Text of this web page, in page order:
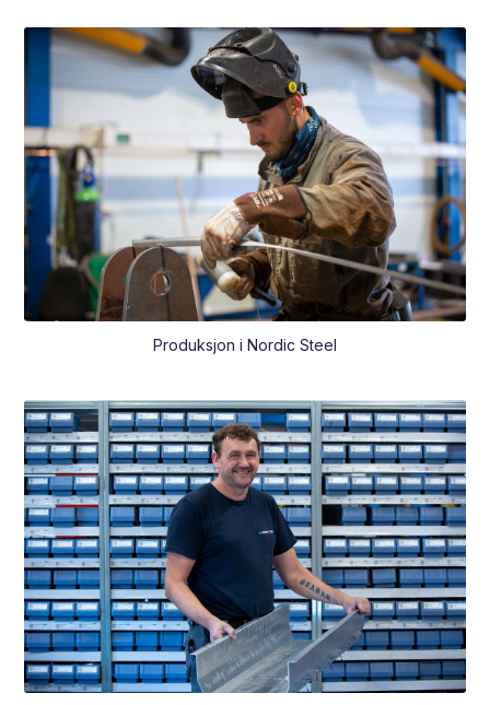
Produksjon i Nordic Steel